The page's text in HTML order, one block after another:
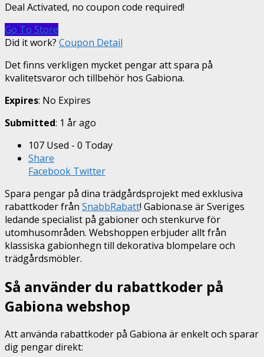
Deal Activated, no coupon code required!
Go To Store
Did it work? Coupon Detail
Det finns verkligen mycket pengar att spara på
kvalitetsvaror och tillbehör hos Gabiona.
Expires: No Expires
Submitted: 1 år ago
107 Used - 0 Today
Share
Facebook Twitter
Spara pengar på dina trädgårdsprojekt med exklusiva
rabattkoder från SnabbRabatt! Gabiona.se är Sveriges
ledande specialist på gabioner och stenkurve för
utomhusområden. Webshoppen erbjuder allt från
klassiska gabionhegn till dekorativa blompelare och
trädgårdsmöbler.
Så använder du rabattkoder på
Gabiona webshop
Att använda rabattkoder på Gabiona är enkelt och sparar
dig pengar direkt: